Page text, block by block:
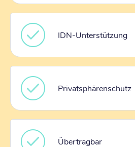
IDN-Unterstützung
Privatsphärenschutz
Übertragbar